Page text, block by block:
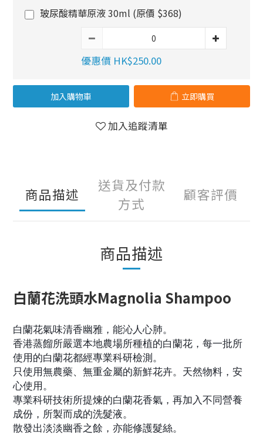
玻尿酸精華原液 30ml (原價 $368)
優惠價 HK$250.00
加入購物車 立即購買
加入追蹤清單
商品描述
送貨及付款
方式
顧客評價
商品描述
白蘭花洗頭水Magnolia Shampoo
白蘭花氣味清香幽雅，能沁人心肺。
香港蒸餾所嚴選本地農場所種植的白蘭花，每一批所
使用的白蘭花都經專業科研檢測。
只使用無農藥、無重金屬的新鮮花卉。天然物料，安
心使用。
專業科研技術所提煉的白蘭花香氣，再加入不同營養
成份，所製而成的洗髮液。
散發出淡淡幽香之餘，亦能修護髮絲。